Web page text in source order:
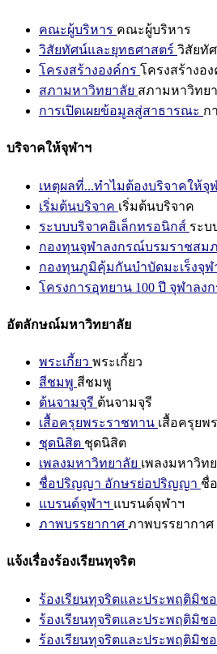
คณะผู้บริหาร คณะผู้บริหาร
วิสัยทัศน์และยุทธศาสตร์ วิสัยทั
โครงสร้างองค์กร โครงสร้างอ
สภามหาวิทยาลัย สภามหาวิทย
การเปิดเผยข้อมูลสู่สาธารณะ ก
บริจาคให้จุฬาฯ
เหตุผลที่...ทำไมต้องบริจาคให้จุ
เริ่มต้นบริจาค เริ่มต้นบริจาค
ระบบบริจาคอิเล็กทรอนิกส์ ระบ
กองทุนจุฬาลงกรณ์บรมราชสม
กองทุนภูมิคุ้มกันบำบัดมะเร็งจุฬ
โครงการอุทยาน 100 ปี จุฬาลง
อัตลักษณ์มหาวิทยาลัย
พระเกี้ยว พระเกี้ยว
สีชมพู สีชมพู
ต้นจามจุรี ต้นจามจุรี
เสื้อครุยพระราชทาน เสื้อครุยพ
ชุดนิสิต ชุดนิสิต
เพลงมหาวิทยาลัย เพลงมหาวิท
ชื่อปริญญา อักษรย่อปริญญา ชื่
แบรนด์จุฬาฯ แบรนด์จุฬาฯ
ภาพบรรยากาศ ภาพบรรยากาศ
แจ้งเรื่องร้องเรียนทุจริต
ร้องเรียนทุจริตและประพฤติมิช
ร้องเรียนทุจริตและประพฤติมิช
ร้องเรียนทุจริตและประพฤติมิช